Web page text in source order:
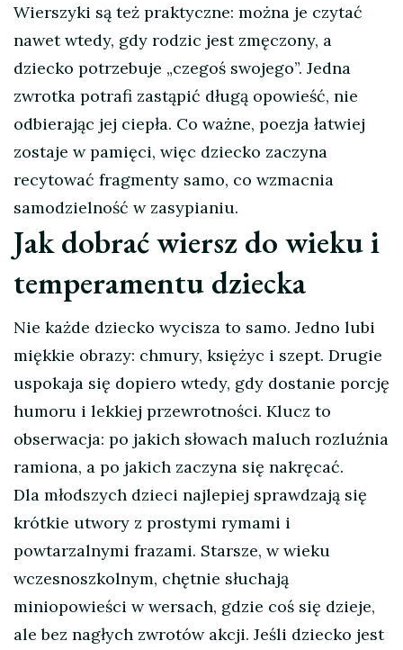
Wierszyki są też praktyczne: można je czytać
nawet wtedy, gdy rodzic jest zmęczony, a
dziecko potrzebuje „czegoś swojego”. Jedna
zwrotka potrafi zastąpić długą opowieść, nie
odbierając jej ciepła. Co ważne, poezja łatwiej
zostaje w pamięci, więc dziecko zaczyna
recytować fragmenty samo, co wzmacnia
samodzielność w zasypianiu.
Jak dobrać wiersz do wieku i
temperamentu dziecka
Nie każde dziecko wycisza to samo. Jedno lubi
miękkie obrazy: chmury, księżyc i szept. Drugie
uspokaja się dopiero wtedy, gdy dostanie porcję
humoru i lekkiej przewrotności. Klucz to
obserwacja: po jakich słowach maluch rozluźnia
ramiona, a po jakich zaczyna się nakręcać.
Dla młodszych dzieci najlepiej sprawdzają się
krótkie utwory z prostymi rymami i
powtarzalnymi frazami. Starsze, w wieku
wczesnoszkolnym, chętnie słuchają
miniopowieści w wersach, gdzie coś się dzieje,
ale bez nagłych zwrotów akcji. Jeśli dziecko jest